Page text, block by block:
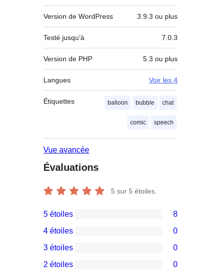
Version de WordPress 3.9.3 ou plus
Testé jusqu’à 7.0.3
Version de PHP 5.3 ou plus
Langues Voir les 4
Étiquettes balloon bubble chat
comic speech
Vue avancée
Évaluations
5 sur 5 étoiles.
avis
à
5
5 étoiles 8
avis
à
4 étoiles 0
avis
3 étoiles 0
2 étoiles 0